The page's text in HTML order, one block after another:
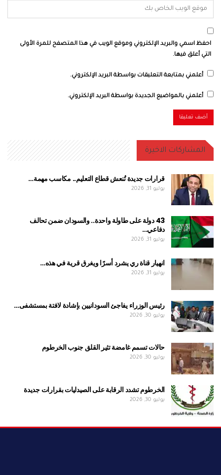
احفظ اسمي والبريد الإلكتروني وموقع الويب في هذا المتصفح للمرة الأولى
التي أعلق فيها.
أعلمني بمتابعة التعليقات بواسطة البريد الإلكتروني.
أعلمني بالمواضيع الجديدة بواسطة البريد الإلكتروني.
المشاركات الاخيرة
قرارات جديدة تُنعش قطاع التعليم.. مكاسب مهمة…
يوليو 31, 2026
43 دولة على طاولة واحدة.. والسودان ضمن تحالف
دفاعي…
يوليو 31, 2026
انهيار قناة ري يشرد أسرًا ويغرق قرية في هذه…
يوليو 31, 2026
رئيس الوزراء يفاجئ السودانيين بإشادة لافتة بمستشفى…
يوليو 30, 2026
حالات تسمم غامضة تثير القلق جنوب الخرطوم
يوليو 30, 2026
الخرطوم تشدد الرقابة على الصيدليات بقرارات جديدة
يوليو 30, 2026